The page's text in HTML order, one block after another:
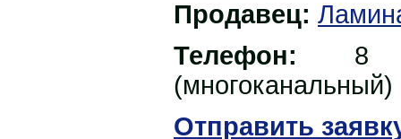
Продавец:
Телефон:
8
(многоканальный)
Отправить